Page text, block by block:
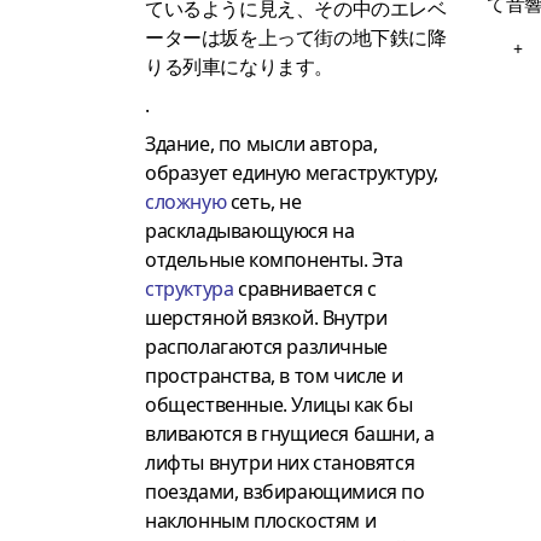
ているように見え、その中のエレベ
ーターは坂を上って街の地下鉄に降
りる列車になります。
.
Здание, по мысли автора,
образует единую мегаструктуру,
сложнуюсеть, не
раскладывающуюся на
отдельные компоненты. Эта
структурасравнивается с
шерстяной вязкой. Внутри
располагаются различные
пространства, в том числе и
общественные. Улицы как бы
вливаются в гнущиеся башни, а
лифты внутри них становятся
поездами, взбирающимися по
наклонным плоскостям и
+